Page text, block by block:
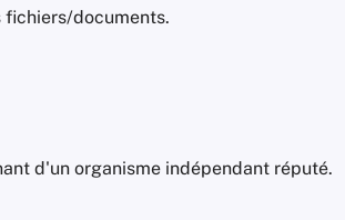
documents.
d'un organisme indépendant réputé.